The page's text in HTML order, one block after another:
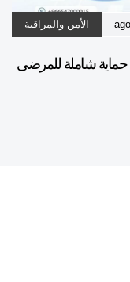
الأمن والمراقبة
شاملة للمرضى